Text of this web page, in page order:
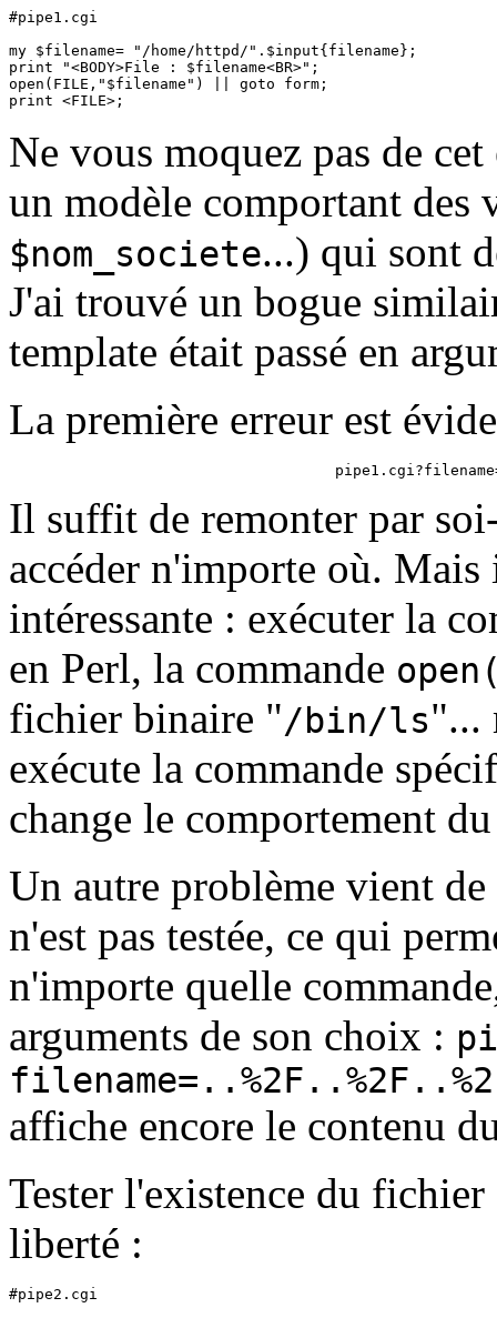
#pipe1.cgi
my $filename= "/home/httpd/".$input{filename};
print "<BODY>File : $filename<BR>";
open(FILE,"$filename") || goto form;
Ne vous moquez pas de
un modèle comportant des
$nom_societe...) qui sont
J'ai trouvé un bogue
template était passé en
La première erreur est
Il suffit de remonter par
accéder n'importe où.
intéressante : exécuter la
en Perl, la commande
fichier binaire "/bin/ls"...
exécute la commande
change le comportement
Un autre problème vient
n'est pas testée, ce qui
n'importe quelle
arguments de son choix :
affiche encore le contenu
Tester l'existence du
liberté :
#pipe2.cgi